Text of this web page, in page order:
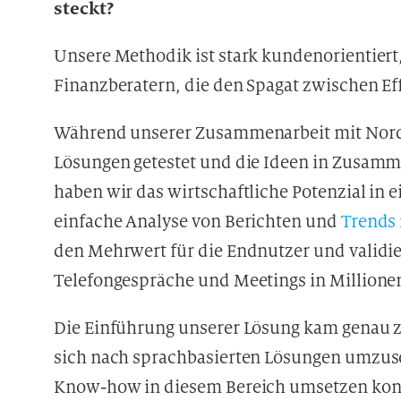
steckt?
Unsere Methodik ist stark
Finanzberatern, die den Spagat zwischen
Während unserer Zusammenarbeit mit
Lösungen getestet und die Ideen in
haben wir das wirtschaftliche Potenzial in
einfache Analyse von Berichten und Trends
den Mehrwert für die Endnutzer und
Telefongespräche und Meetings in
Die Einführung unserer Lösung kam
sich nach sprachbasierten Lösungen
Know-how in diesem Bereich umsetzen